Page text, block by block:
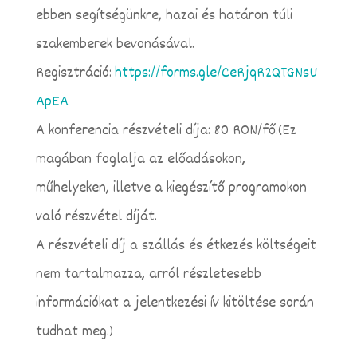
ebben segítségünkre, hazai és határon túli
szakemberek bevonásával.
Regisztráció:https://forms.gle/CeRjqR2QTGNsU
ApEA
A konferencia részvételi díja: 80 RON/fő.(Ez
magában foglalja az előadásokon,
műhelyeken, illetve a kiegészítő programokon
való részvétel díját.
A részvételi díj a szállás és étkezés költségeit
nem tartalmazza, arról részletesebb
információkat a jelentkezési ív kitöltése során
tudhat meg.)